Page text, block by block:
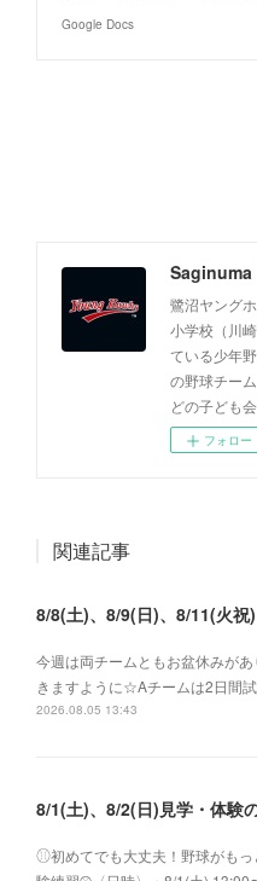
Google Docs
鷺沼ヤング
小学校（川
ている少年
の野球チー
どの子ども
フォロー
関連記事
8/8(土)、8/9(日)、8/11(火祝)
今週は両チームともお盆休みが
きますように☆Aチームは2日間
2026.08.05 13:43
8/1(土)、8/2(日)見学・体験
⚾︎初めてでも大丈夫！野球がも